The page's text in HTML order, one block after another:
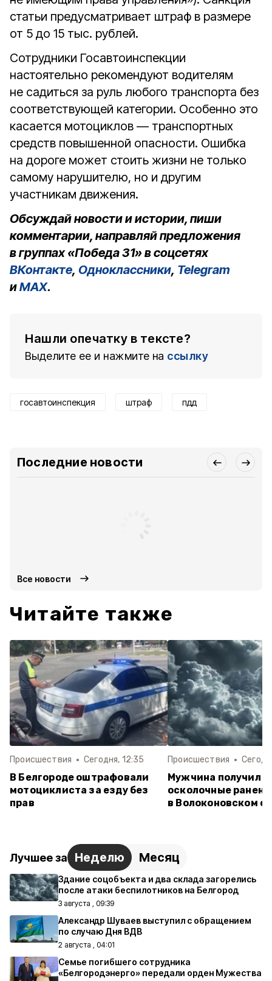
статьи предусматривает штраф в размере
от 5 до 15 тыс. рублей.
Сотрудники Госавтоинспекции
настоятельно рекомендуют водителям
не садиться за руль любого транспорта без
соответствующей категории. Особенно это
касается мотоциклов — транспортных
средств повышенной опасности. Ошибка
на дороге может стоить жизни не только
самому нарушителю, но и другим
участникам движения.
Обсуждай новости и истории, пиши
комментарии, направляй предложения
в группах «Победа 31» в соцсетях
ВКонтакте, Одноклассники, Telegram
иMAX.
Нашли опечатку в тексте?
Выделите ее и нажмите на ссылку
госавтоинспекция штраф пдд
Последние новости
Все новости
Читайте также
Происшествия Сегодня, 12:35
В Белгороде оштрафовали
мотоциклиста за езду без
прав
Происшествия
Мужчина получил
осколочные
в Волоконовском
Лучшее за Неделю Месяц
Здание соцобъекта и два склада загорелись
после атаки беспилотников на Белгород
3 августа , 09:39
Александр Шуваев выступил с обращением
по случаю Дня ВДВ
2 августа , 04:01
Семье погибшего сотрудника
«Белгородэнерго» передали орден Мужества